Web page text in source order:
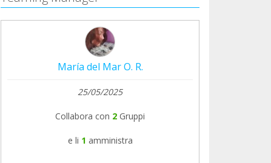
María del Mar O. R.
25/05/2025
Collabora con 2 Gruppi
e li 1 amministra